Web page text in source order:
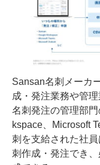
Sansan名刺メーカ
成・発注業務や管
名刺発注の管理部
kspace、Microsoft
刺を支給された社
刺作成・発注でき